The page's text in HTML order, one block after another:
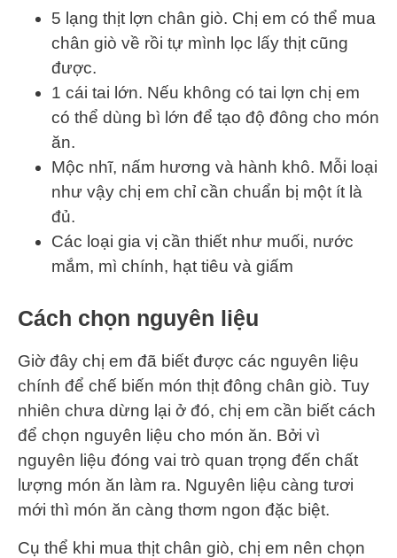
5 lạng thịt lợn chân giò. Chị em có thể mua
chân giò về rồi tự mình lọc lấy thịt cũng
được.
1 cái tai lớn. Nếu không có tai lợn chị em
có thể dùng bì lớn để tạo độ đông cho món
ăn.
Mộc nhĩ, nấm hương và hành khô. Mỗi loại
như vậy chị em chỉ cần chuẩn bị một ít là
đủ.
Các loại gia vị cần thiết như muối, nước
mắm, mì chính, hạt tiêu và giấm
Cách chọn nguyên liệu
Giờ đây chị em đã biết được các nguyên liệu
chính để chế biến món thịt đông chân giò. Tuy
nhiên chưa dừng lại ở đó, chị em cần biết cách
để chọn nguyên liệu cho món ăn. Bởi vì
nguyên liệu đóng vai trò quan trọng đến chất
lượng món ăn làm ra. Nguyên liệu càng tươi
mới thì món ăn càng thơm ngon đặc biệt.
Cụ thể khi mua thịt chân giò, chị em nên chọn